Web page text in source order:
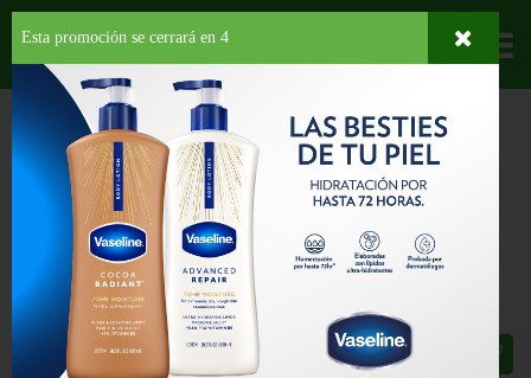
Departamentos
HOME CARNES Y MARISCOS CARNES EMBUTIDOS
NUNEZ SMOKED
PORK LONGANIZA
NUNEZ SMOKED PORK LONGANIZA
1 LB
$5.59
Esta promoción se cerrará en 3